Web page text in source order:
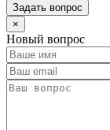
Задать вопрос
×
Новый вопрос